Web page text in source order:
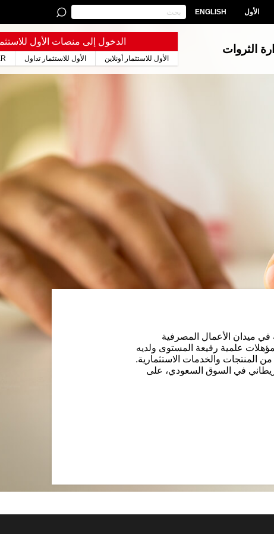
الأول ENGLISH
الثروات
الدخول إلى منصات الأول
الأول للاستثمار أونلاين الأول للاستثمار تداول
في ميدان الأعمال المصرفية
علمية رفيعة المستوى ولديه
المنتجات والخدمات الاستثمارية.
في السوق السعودي، على